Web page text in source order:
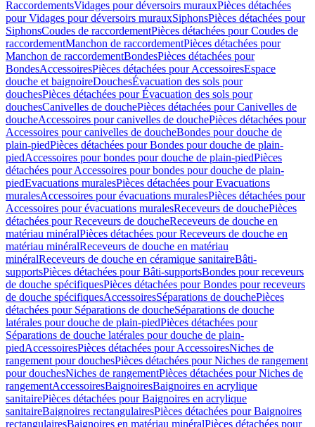
RaccordementsVidages pour déversoirs murauxPièces détachées
pour Vidages pour déversoirs murauxSiphonsPièces détachées pour
SiphonsCoudes de raccordementPièces détachées pour Coudes de
raccordementManchon de raccordementPièces détachées pour
Manchon de raccordementBondesPièces détachées pour
BondesAccessoiresPièces détachées pour AccessoiresEspace
douche et baignoireDouchesÉvacuation des sols pour
douchesPièces détachées pour Évacuation des sols pour
douchesCanivelles de douchePièces détachées pour Canivelles de
doucheAccessoires pour canivelles de douchePièces détachées pour
Accessoires pour canivelles de doucheBondes pour douche de
plain-piedPièces détachées pour Bondes pour douche de plain-
piedAccessoires pour bondes pour douche de plain-piedPièces
détachées pour Accessoires pour bondes pour douche de plain-
piedEvacuations muralesPièces détachées pour Evacuations
muralesAccessoires pour évacuations muralesPièces détachées pour
Accessoires pour évacuations muralesReceveurs de douchePièces
détachées pour Receveurs de doucheReceveurs de douche en
matériau minéralPièces détachées pour Receveurs de douche en
matériau minéralReceveurs de douche en matériau
minéralReceveurs de douche en céramique sanitaireBâti-
supportsPièces détachées pour Bâti-supportsBondes pour receveurs
de douche spécifiquesPièces détachées pour Bondes pour receveurs
de douche spécifiquesAccessoiresSéparations de douchePièces
détachées pour Séparations de doucheSéparations de douche
latérales pour douche de plain-piedPièces détachées pour
Séparations de douche latérales pour douche de plain-
piedAccessoiresPièces détachées pour AccessoiresNiches de
rangement pour douchesPièces détachées pour Niches de rangement
pour douchesNiches de rangementPièces détachées pour Niches de
rangementAccessoiresBaignoiresBaignoires en acrylique
sanitairePièces détachées pour Baignoires en acrylique
sanitaireBaignoires rectangulairesPièces détachées pour Baignoires
rectangulairesBaignoires en matériau minéralPièces détachées pour